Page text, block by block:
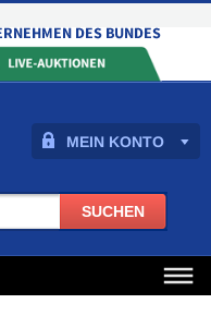
MEIN KONTO